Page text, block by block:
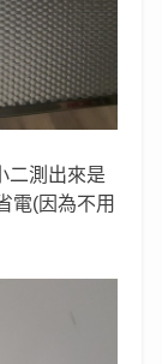
二測出來是
電(因為不用